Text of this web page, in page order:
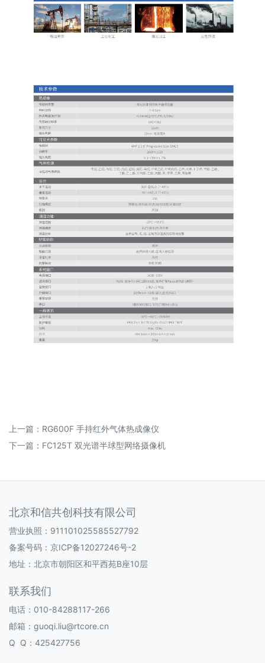
上一篇： RG600F 手持红外气体热成像仪
下一篇： FC125T 双光谱半球型网络摄像机
北京和信共创科技有限公司
营业执照：911101025585527792
备案号码： 京ICP备12027246号-2
地址：北京市朝阳区和平西苑B座10层
联系我们
电话：010-84288117-266
邮箱：guoqi.liu@rtcore.cn
Q Q：425427756